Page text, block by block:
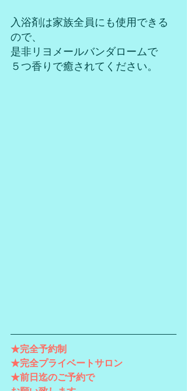
入浴剤は家族全員にも使用できる
ので、
是非リヨメールバンダロームで
５つ香りで癒されてください。
★完全予約制
★完全プライベートサロン
★前日迄のご予約で